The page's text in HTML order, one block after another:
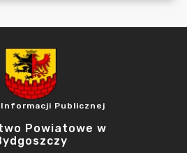
Publicznej
Powiatowe w